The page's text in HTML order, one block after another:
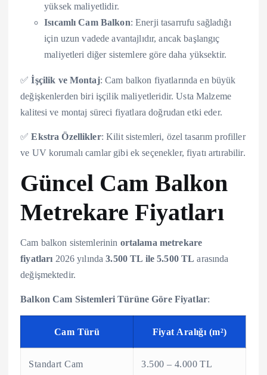
yüksek maliyetlidir.
Isıcamlı Cam Balkon: Enerji tasarrufu sağladığı
için uzun vadede avantajlıdır, ancak başlangıç
maliyetleri diğer sistemlere göre daha yüksektir.
✅İşçilik ve Montaj: Cam balkon fiyatlarında en büyük
değişkenlerden biri işçilik maliyetleridir. Usta Malzeme
kalitesi ve montaj süreci fiyatlara doğrudan etki eder.
✅Ekstra Özellikler: Kilit sistemleri, özel tasarım profiller
ve UV korumalı camlar gibi ek seçenekler, fiyatı artırabilir.
Güncel Cam Balkon
Metrekare Fiyatları
Cam balkon sistemlerinin ortalama metrekare
fiyatları 2026 yılında3.500 TL ile 5.500 TL arasında
değişmektedir.
Balkon Cam Sistemleri Türüne Göre Fiyatlar:
Cam Türü Fiyat Aralığı (m²)
Standart Cam 3.500 – 4.000 TL